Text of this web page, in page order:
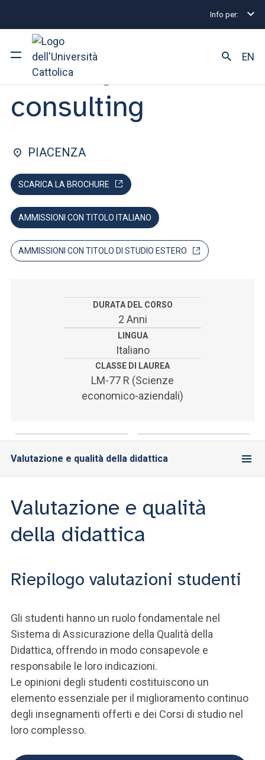
Info per:
Ateneo
Ricerca
Facoltà e campus
SEI UNO STUDENTE ISCRITTO?
SEI UN DOCENTE O UN MEMBRO DELLO STAFF
EN
FACOLTÀ DI: ECONOMIA E GIURISPRUDENZA
Banking e
consulting
PIACENZA
SCARICA LA BROCHURE
AMMISSIONI CON TITOLO ITALIANO
AMMISSIONI CON TITOLO DI STUDIO ESTERO
DURATA DEL CORSO
2 Anni
LINGUA
Italiano
CLASSE DI LAUREA
LM-77 R (Scienze
economico-aziendali)
Valutazione e qualità della didattica
Valutazione e qualità
della didattica
Riepilogo valutazioni studenti
Gli studenti hanno un ruolo fondamentale nel
Sistema di Assicurazione della Qualità della
Didattica, offrendo in modo consapevole e
responsabile le loro indicazioni.
Le opinioni degli studenti costituiscono un
elemento essenziale per il miglioramento continuo
degli insegnamenti offerti e dei Corsi di studio nel
loro complesso.